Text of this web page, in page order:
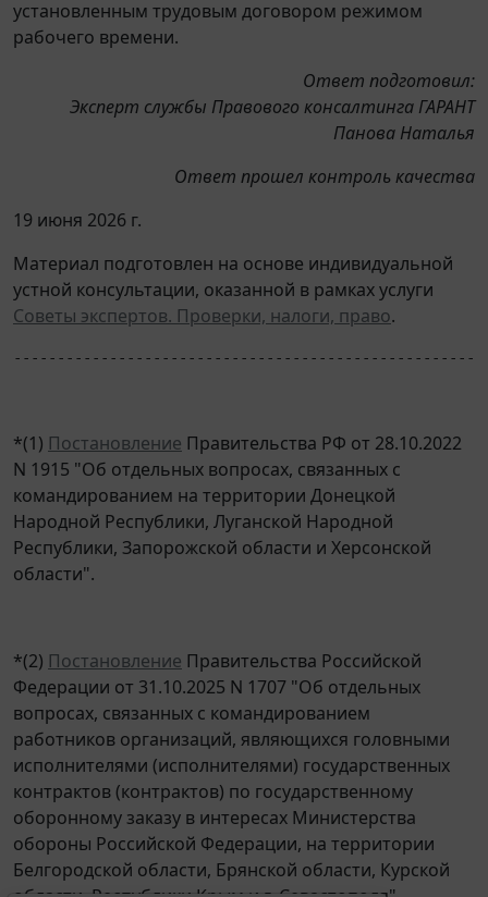
установленным трудовым договором режимом
рабочего времени.
Ответ подготовил:
Эксперт службы Правового консалтинга ГАРАНТ
Панова Наталья
Ответ прошел контроль качества
19 июня 2026 г.
Материал подготовлен на основе индивидуальной
устной консультации, оказанной в рамках услуги
Советы экспертов. Проверки, налоги, право.
*(1) Постановление Правительства РФ от 28.10.2022
N 1915 "Об отдельных вопросах, связанных с
командированием на территории Донецкой
Народной Республики, Луганской Народной
Республики, Запорожской области и Херсонской
области".
*(2) Постановление Правительства Российской
Федерации от 31.10.2025 N 1707 "Об отдельных
вопросах, связанных с командированием
работников организаций, являющихся головными
исполнителями (исполнителями) государственных
контрактов (контрактов) по государственному
оборонному заказу в интересах Министерства
обороны Российской Федерации, на территории
Белгородской области, Брянской области, Курской